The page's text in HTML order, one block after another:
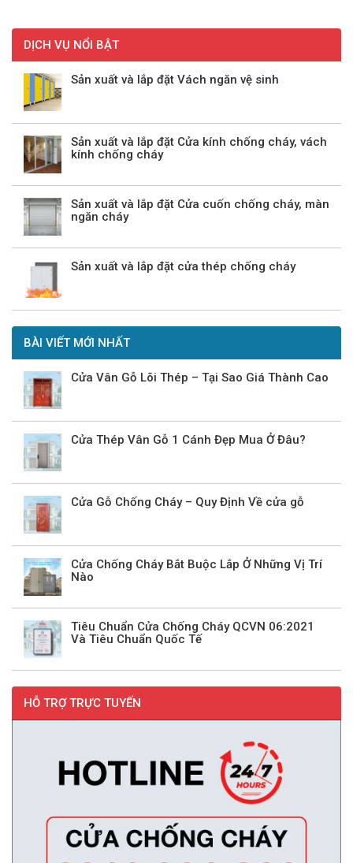
DỊCH VỤ NỔI BẬT
Sản xuất và lắp đặt Vách ngăn vệ sinh
Sản xuất và lắp đặt Cửa kính chống cháy, vách
kính chống cháy
Sản xuất và lắp đặt Cửa cuốn chống cháy, màn
ngăn cháy
Sản xuất và lắp đặt cửa thép chống cháy
BÀI VIẾT MỚI NHẤT
Cửa Vân Gỗ Lõi Thép – Tại Sao Giá Thành Cao
Cửa Thép Vân Gỗ 1 Cánh Đẹp Mua Ở Đâu?
Cửa Gỗ Chống Cháy – Quy Định Về cửa gỗ
Cửa Chống Cháy Bắt Buộc Lắp Ở Những Vị Trí
Nào
Tiêu Chuẩn Cửa Chống Cháy QCVN 06:2021
Và Tiêu Chuẩn Quốc Tế
HỖ TRỢ TRỰC TUYẾN